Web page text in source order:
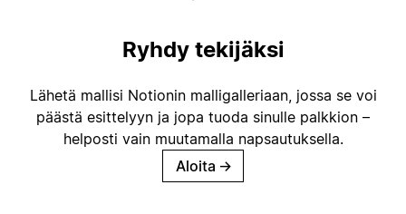
Ryhdy tekijäksi
Lähetä mallisi Notionin malligalleriaan, jossa se voi
päästä esittelyyn ja jopa tuoda sinulle palkkion –
helposti vain muutamalla napsautuksella.
Aloita →